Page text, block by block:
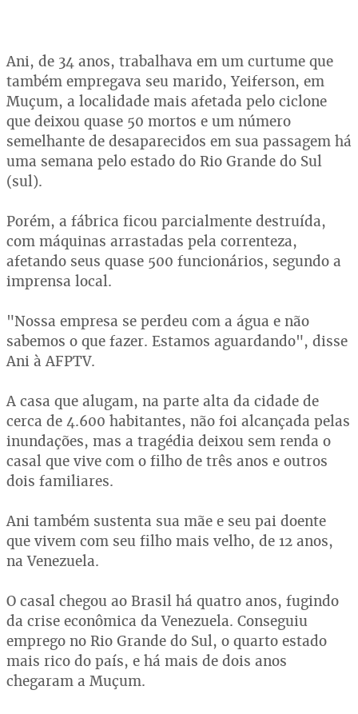
Ani, de 34 anos, trabalhava em um curtume que
também empregava seu marido, Yeiferson, em
Muçum, a localidade mais afetada pelo ciclone
que deixou quase 50 mortos e um número
semelhante de desaparecidos em sua passagem há
uma semana pelo estado do Rio Grande do Sul
(sul).
Porém, a fábrica ficou parcialmente destruída,
com máquinas arrastadas pela correnteza,
afetando seus quase 500 funcionários, segundo a
imprensa local.
"Nossa empresa se perdeu com a água e não
sabemos o que fazer. Estamos aguardando", disse
Ani à AFPTV.
A casa que alugam, na parte alta da cidade de
cerca de 4.600 habitantes, não foi alcançada pelas
inundações, mas a tragédia deixou sem renda o
casal que vive com o filho de três anos e outros
dois familiares.
Ani também sustenta sua mãe e seu pai doente
que vivem com seu filho mais velho, de 12 anos,
na Venezuela.
O casal chegou ao Brasil há quatro anos, fugindo
da crise econômica da Venezuela. Conseguiu
emprego no Rio Grande do Sul, o quarto estado
mais rico do país, e há mais de dois anos
chegaram a Muçum.